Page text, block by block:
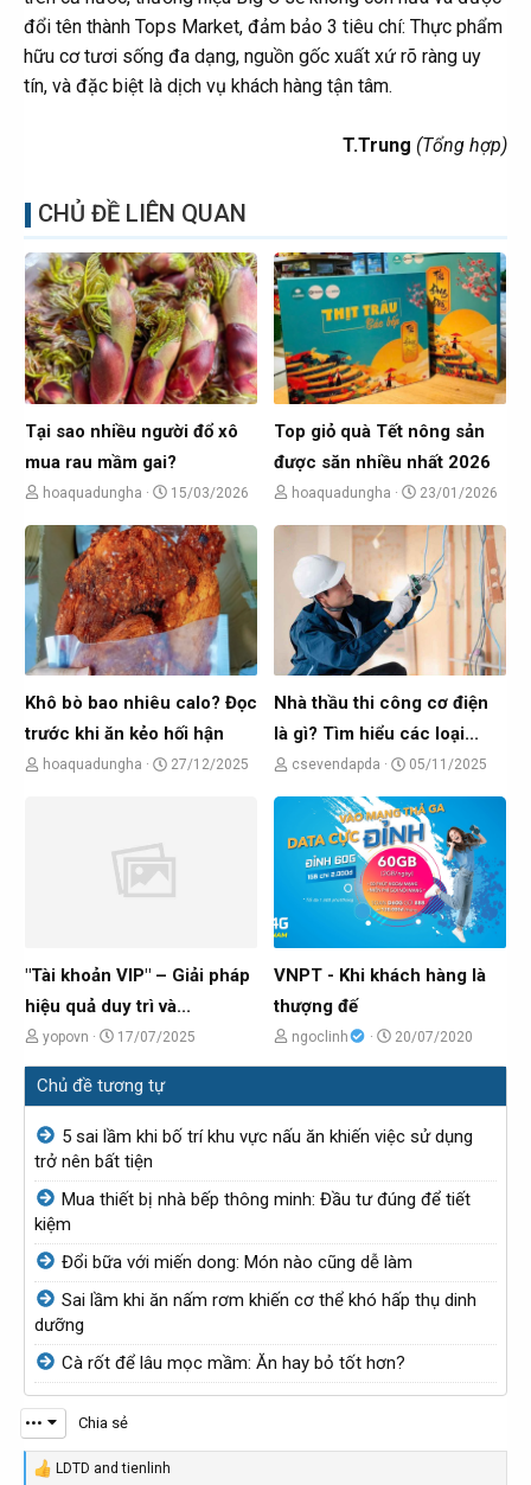
đổi tên thành Tops Market, đảm bảo 3 tiêu chí: Thực phẩm
hữu cơ tươi sống đa dạng, nguồn gốc xuất xứ rõ ràng uy
tín, và đặc biệt là dịch vụ khách hàng tận tâm.
T.Trung (Tổng hợp)
CHỦ ĐỀ LIÊN QUAN
Tại sao nhiều người đổ xô
mua rau mầm gai?
C
ủ
t
ạ
o
b
ở
hoaquadungha
N
à
y
g
ử
i
15/03/2026
Top giỏ quà Tết nông sản
được săn nhiều nhất 2026
C
đ
t
ạ
o
b
ở
hoaquadungha
N
à
y
g
23/01/2026
Khô bò bao nhiêu calo? Đọc
trước khi ăn kẻo hối hận
C
o
b
ở
hoaquadungha
N
27/12/2025
Nhà thầu thi công cơ điện
là gì? Tìm hiểu các loại...
C
h
đ
o
b
ở
csevendapda
N
g
à
y
g
ử
05/11/2025
"Tài khoản VIP" – Giải pháp
hiệu quả duy trì và...
C
h
ủ
đ
t
o
b
ở
i
yopovn
N
g
à
g
ử
17/07/2025
VNPT - Khi khách hàng là
thượng đế
C
h
đ
t
o
b
ở
ngoclinh
N
g
ử
20/07/2020
Chủ đề tương tự
5 sai lầm khi bố trí khu vực nấu ăn khiến việc sử dụng
trở nên bất tiện
Mua thiết bị nhà bếp thông minh: Đầu tư đúng để tiết
kiệm
Đổi bữa với miến dong: Món nào cũng dễ làm
Sai lầm khi ăn nấm rơm khiến cơ thể khó hấp thụ dinh
dưỡng
Cà rốt để lâu mọc mầm: Ăn hay bỏ tốt hơn?
••• Chia sẻ
R LDTD andtienlinh